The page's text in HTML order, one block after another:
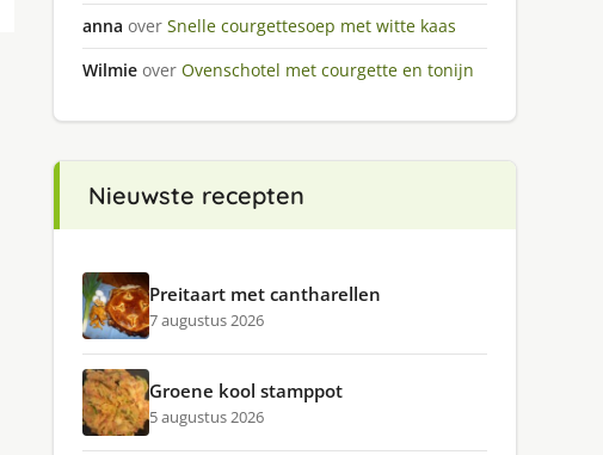
anna over Snelle courgettesoep met witte kaas
Wilmie over Ovenschotel met courgette en tonijn
Nieuwste recepten
Preitaart met cantharellen
7 augustus 2026
Groene kool stamppot
5 augustus 2026